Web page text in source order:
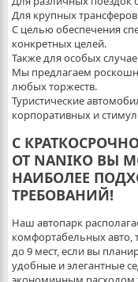
Для крупных
С целью обеспечения
конкретных целей.
Также для особых
Мы предлагаем
любых торжеств.
Туристические
корпоративных и
С
ОТ NANIKO ВЫ
НАИБОЛЕЕ
ТРЕБОВАНИЙ!
Наш автопарк
комфортабельных авто,
до 9 мест, если вы
удобные и элегантные